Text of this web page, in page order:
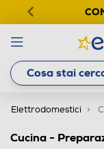
Elettrodomestici
Cucina -